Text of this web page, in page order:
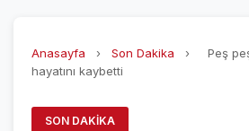
FENERBAHÇE
Anasayfa › Son Dakika ›
Peş
hayatını kaybetti
SON DAKIKA